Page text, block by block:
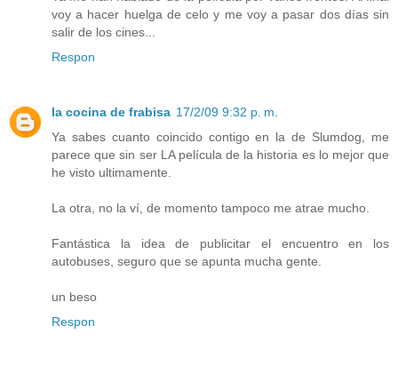
voy a hacer huelga de celo y me voy a pasar dos días sin
salir de los cines...
Respon
la cocina de frabisa 17/2/09 9:32 p. m.
Ya sabes cuanto coincido contigo en la de Slumdog, me
parece que sin ser LA película de la historia es lo mejor que
he visto ultimamente.
La otra, no la ví, de momento tampoco me atrae mucho.
Fantástica la idea de publicitar el encuentro en los
autobuses, seguro que se apunta mucha gente.
un beso
Respon